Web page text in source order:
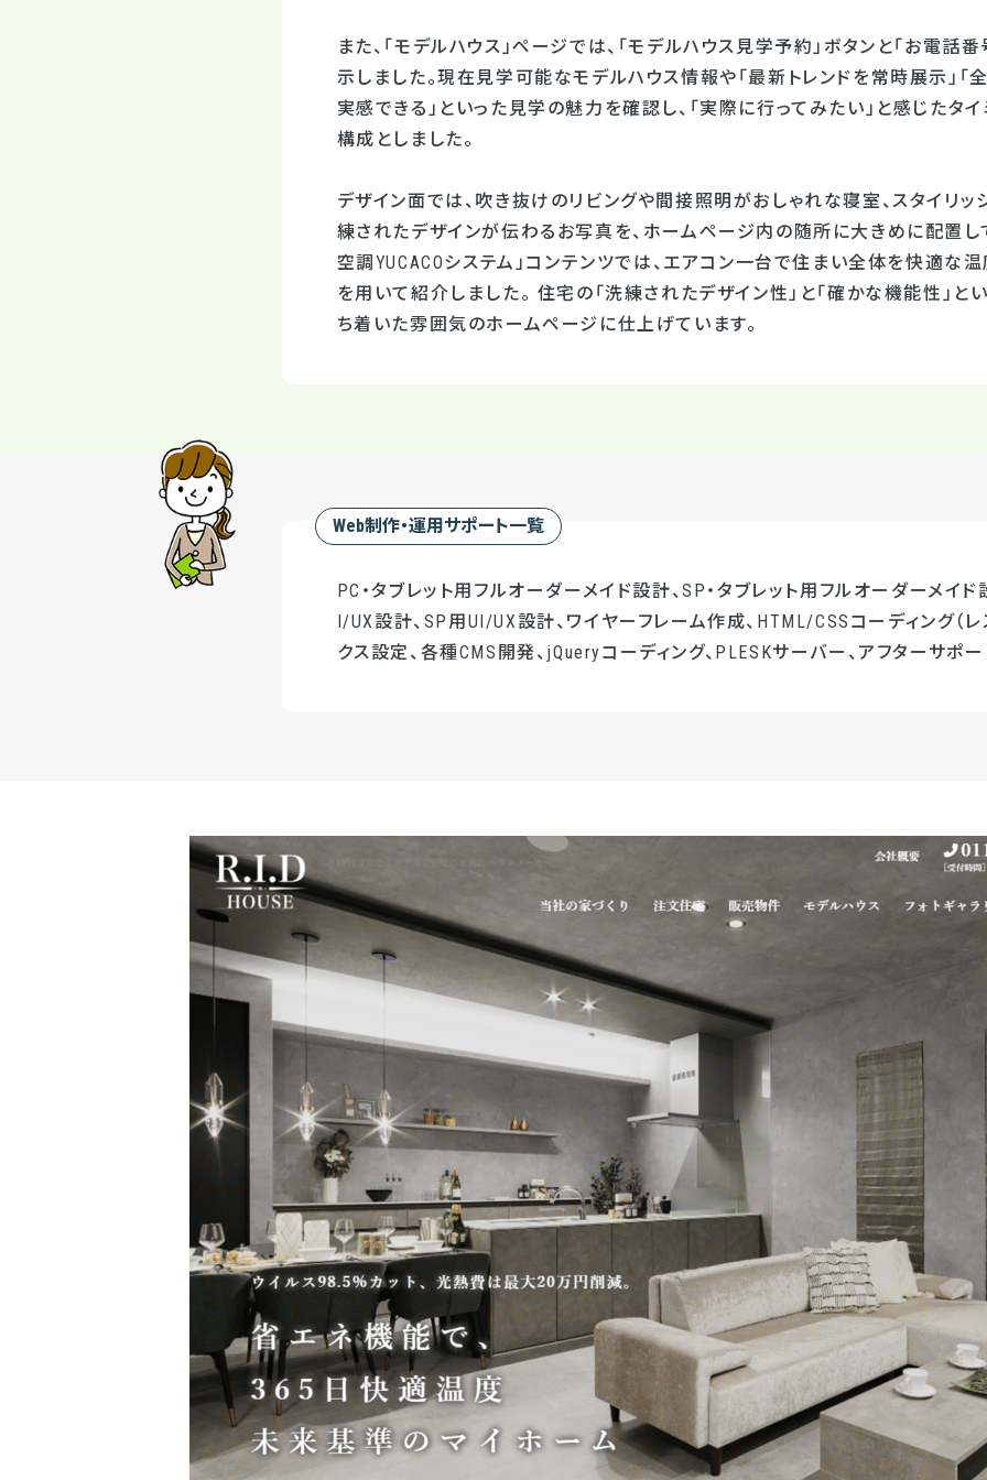
また、「モデルハウス」ページでは、「モデルハウス見学予約」ボタンと「お電
示しました。現在見学可能なモデルハウス情報や「最新トレンドを常時展示」「
実感できる」といった⾒学の魅⼒を確認し、「実際に行ってみたい」と感じたタ
構成としました。
デザイン面では、吹き抜けのリビングや間接照明がおしゃれな寝室、スタイリ
練されたデザインが伝わるお写真を、ホームページ内の随所に大きめに配置し
空調YUCACOシステム」コンテンツでは、エアコン一台で住まい全体を快適な
を用いて紹介しました。 住宅の「洗練されたデザイン性」と「確かな機能性」
ち着いた雰囲気のホームページに仕上げています。
Web制作・運用サポート一覧
PC・タブレット用フルオーダーメイド設計、SP・タブレット用フルオーダーメイ
I/UX設計、SP用UI/UX設計、ワイヤーフレーム作成、HTML/CSSコーディング（レ
クス設定、各種CMS開発、jQueryコーディング、PLESKサーバー、アフターサポー